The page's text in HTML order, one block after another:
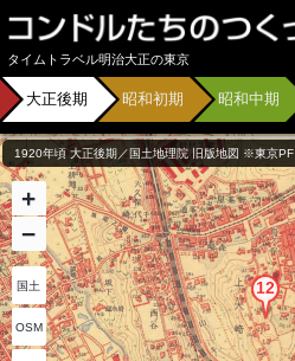
タイムトラベル明治大正の東京
大正後期 昭和初期 昭和中期
1920年頃 大正後期／国土地理院 旧版地図 ※東京PF
国土
OSM
+
−